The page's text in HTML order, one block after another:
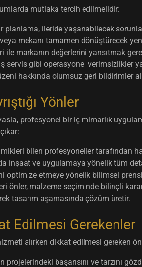
mutlaka tercih edilmelidir:
ileride yaşanabilecek
mekanı tamamen dönüştürecek
ile markanın değerlerini yansıtmak
servis gibi operasyonel verimsizlikler
hakkında olumsuz geri bildirimler
Yönler
profesyonel bir iç mimarlık
bilen profesyoneller tarafından
inşaat ve uygulamaya yönelik tüm
optimize etmeye yönelik bilimsel
önler, malzeme seçiminde bilinçli
tasarım aşamasında çözüm üretir.
Edilmesi Gerekenler
alırken dikkat edilmesi gereken
başarısını ve tarzını